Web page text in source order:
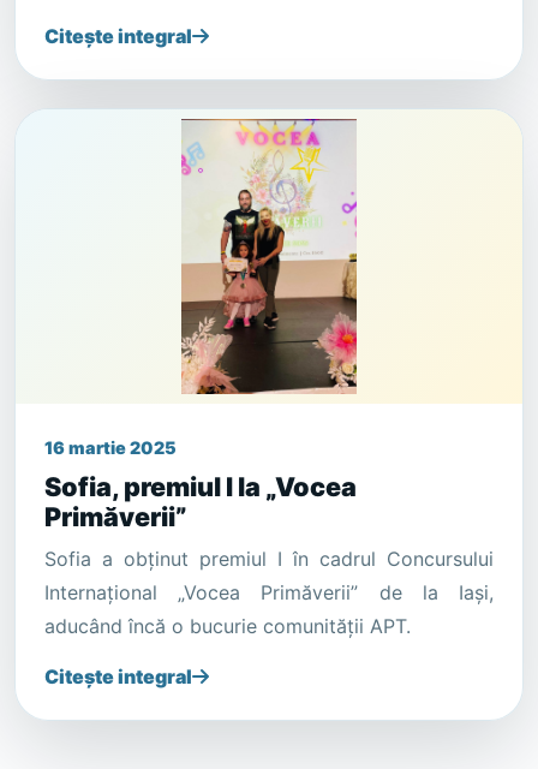
Citește integral
16 martie 2025
Sofia, premiul I la „Vocea
Primăverii”
Sofia a obținut premiul I în cadrul Concursului
Internațional „Vocea Primăverii” de la Iași,
aducând încă o bucurie comunității APT.
Citește integral